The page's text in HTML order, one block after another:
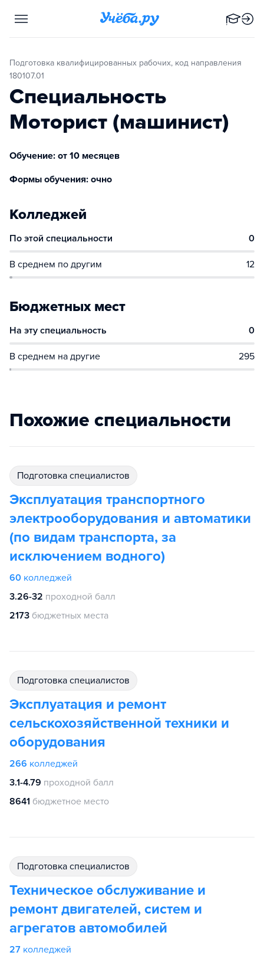
Подготовка квалифицированных рабочих, код направления
180107.01
Специальность
Моторист (машинист)
Обучение: от 10 месяцев
Формы обучения: очно
Колледжей
По этой специальности 0
В среднем по другим 12
Бюджетных мест
На эту специальность 0
В среднем на другие 295
Похожие специальности
подготовка специалистов
Эксплуатация транспортного
электрооборудования и автоматики
(по видам транспорта, за
исключением водного)
60 колледжей
3.26-32 проходной балл
2173 бюджетных места
подготовка специалистов
Эксплуатация и ремонт
сельскохозяйственной техники и
оборудования
266 колледжей
3.1-4.79 проходной балл
8641 бюджетное место
подготовка специалистов
Техническое обслуживание и
ремонт двигателей, систем и
агрегатов автомобилей
27 колледжей